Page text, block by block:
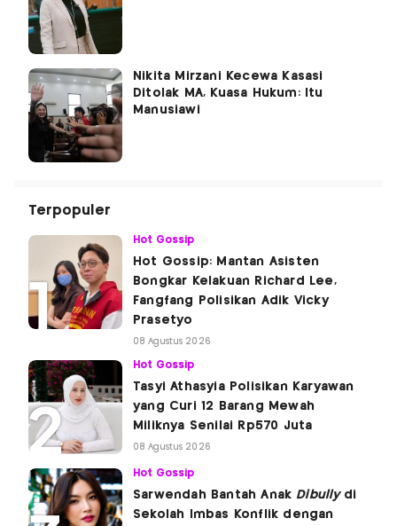
Nikita Mirzani Kecewa Kasasi
Ditolak MA, Kuasa Hukum: Itu
Manusiawi
Terpopuler
Hot Gossip
Hot Gossip: Mantan Asisten
Bongkar Kelakuan Richard Lee,
Fangfang Polisikan Adik Vicky
Prasetyo
08 Agustus 2026
Hot Gossip
Tasyi Athasyia Polisikan Karyawan
yang Curi 12 Barang Mewah
Miliknya Senilai Rp570 Juta
08 Agustus 2026
Hot Gossip
Sarwendah Bantah Anak Dibullydi
Sekolah Imbas Konflik dengan